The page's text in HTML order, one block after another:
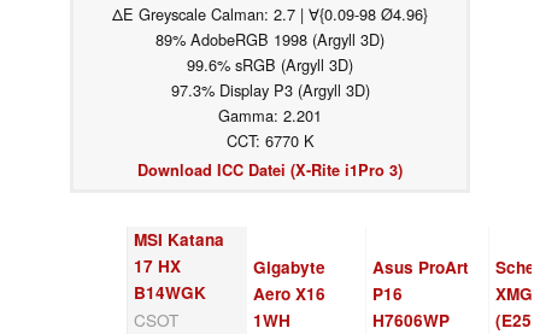
ΔE Greyscale Calman: 2.7 | ∀{0.09-98 Ø4.96}
89% AdobeRGB 1998 (Argyll 3D)
99.6% sRGB (Argyll 3D)
97.3% Display P3 (Argyll 3D)
Gamma: 2.201
CCT: 6770 K
Download ICC Datei (X-Rite i1Pro 3)
MSI Katana
17 HX
B14WGK
CSOT
Gigabyte
Aero X16
1WH
Asus ProArt
P16
H7606WP
XMG
(E25)